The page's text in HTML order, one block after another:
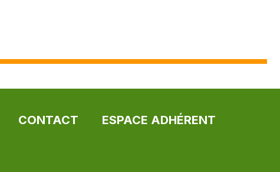
CONTACT ESPACE ADHÉRENT